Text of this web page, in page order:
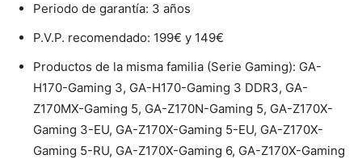
Periodo de garantía: 3 años
P.V.P. recomendado: 199€ y 149€
Productos de la misma familia (Serie Gaming): GA-
H170-Gaming 3, GA-H170-Gaming 3 DDR3, GA-
Z170MX-Gaming 5, GA-Z170N-Gaming 5, GA-Z170X-
Gaming 3-EU, GA-Z170X-Gaming 5-EU, GA-Z170X-
Gaming 5-RU, GA-Z170X-Gaming 6, GA-Z170X-Gaming